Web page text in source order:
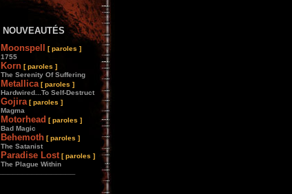
NOUVEAUTÉS
Moonspell
[ paroles ]
1755
Korn [ paroles ]
The Serenity Of Suffering
Metallica [ paroles ]
Hardwired...To Self-Destruct
Gojira [ paroles ]
Magma
Motorhead [ paroles ]
Bad Magic
Behemoth [ paroles ]
The Satanist
Paradise Lost [ paroles ]
The Plague Within
________________